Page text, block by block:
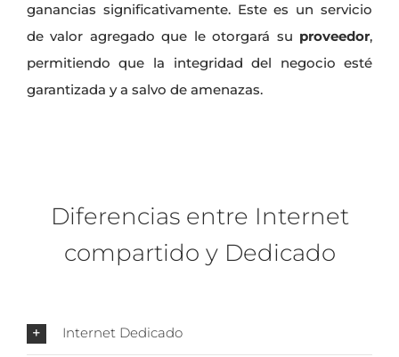
ganancias significativamente. Este es un servicio
de valor agregado que le otorgará su proveedor,
permitiendo que la integridad del negocio esté
garantizada y a salvo de amenazas.
Diferencias entre Internet
compartido y Dedicado
Internet Dedicado